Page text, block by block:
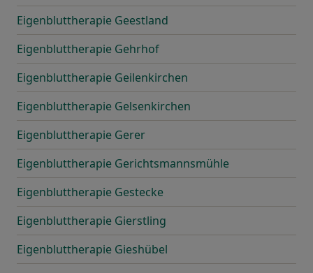
Eigenbluttherapie Geestland
Eigenbluttherapie Gehrhof
Eigenbluttherapie Geilenkirchen
Eigenbluttherapie Gelsenkirchen
Eigenbluttherapie Gerer
Eigenbluttherapie Gerichtsmannsmühle
Eigenbluttherapie Gestecke
Eigenbluttherapie Gierstling
Eigenbluttherapie Gieshübel